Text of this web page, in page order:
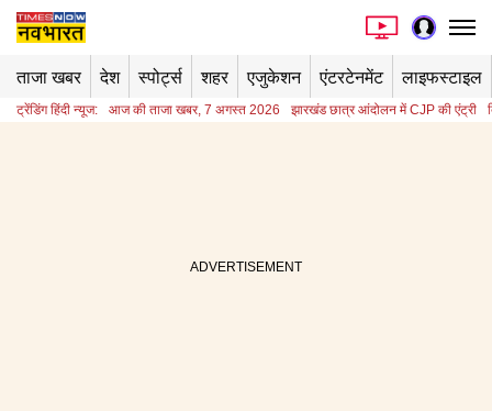
ताजा खबर देश स्पोर्ट्स शहर एजुकेशन एंटरटेनमेंट लाइफस्टाइल
ट्रेंडिंग हिंदी न्यूज: आज की ताजा खबर, 7 अगस्त 2026 झारखंड छात्र आंदोलन में CJP की एंट्री